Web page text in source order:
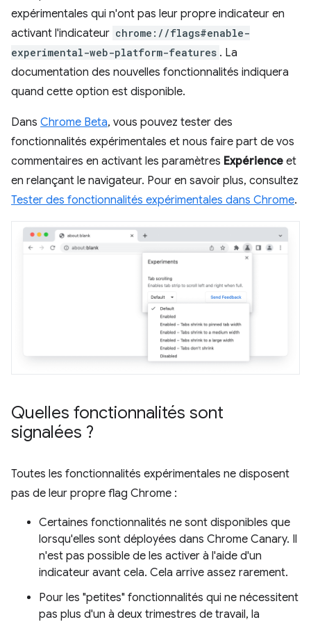
expérimentales qui n'ont pas leur propre indicateur en
activant l'indicateur chrome://flags#enable-
experimental-web-platform-features . La
documentation des nouvelles fonctionnalités indiquera
quand cette option est disponible.
Dans Chrome Beta, vous pouvez tester des
fonctionnalités expérimentales et nous faire part de vos
commentaires en activant les paramètres Expérience et
en relançant le navigateur. Pour en savoir plus, consultez
Tester des fonctionnalités expérimentales dans Chrome.
Quelles fonctionnalités sont
signalées ?
Toutes les fonctionnalités expérimentales ne disposent
pas de leur propre flag Chrome :
Certaines fonctionnalités ne sont disponibles que
lorsqu'elles sont déployées dans Chrome Canary. Il
n'est pas possible de les activer à l'aide d'un
indicateur avant cela. Cela arrive assez rarement.
Pour les "petites" fonctionnalités qui ne nécessitent
pas plus d'un à deux trimestres de travail, la